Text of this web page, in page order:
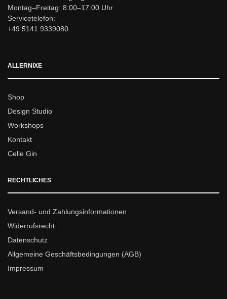
Montag–Freitag: 8:00–17:00 Uhr
Servicetelefon:
+49 5141 9339080
ALLERNIXE
Shop
Design Studio
Workshops
Kontakt
Celle Gin
RECHTLICHES
Versand- und Zahlungsinformationen
Widerrufsrecht
Datenschutz
Allgemeine Geschäftsbedingungen (AGB)
Impressum